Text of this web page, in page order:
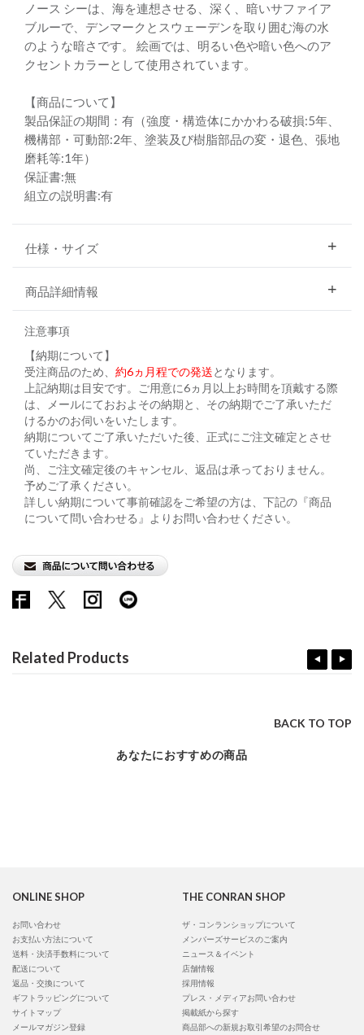
ノース シーは、海を連想させる、深く、暗いサファイア
ブルーで、デンマークとスウェーデンを取り囲む海の水
のような暗さです。 絵画では、明るい色や暗い色へのア
クセントカラーとして使用されています。
【商品について】
製品保証の期間：有（強度・構造体にかかわる破損:5年、
機構部・可動部:2年、塗装及び樹脂部品の変・退色、張地
磨耗等:1年）
保証書:無
組立の説明書:有
仕様・サイズ
商品詳細情報
注意事項
【納期について】
受注商品のため、 約6ヵ月程での発送となります。
上記納期は目安です。ご用意に6ヵ月以上お時間を頂戴する際
は、メールにておおよその納期と、その納期でご了承いただ
けるかのお伺いをいたします。
納期についてご了承いただいた後、正式にご注文確定とさせ
ていただきます。
尚、ご注文確定後のキャンセル、返品は承っておりません。
予めご了承ください。
詳しい納期について事前確認をご希望の方は、下記の『商品
について問い合わせる』よりお問い合わせください。
Related Products
BACK TO TOP
あなたにおすすめの商品
ONLINE SHOP
お問い合わせ
お支払い方法について
送料・決済手数料について
配送について
返品・交換について
ギフトラッピングについて
サイトマップ
メールマガジン登録
THE CONRAN SHOP
ザ・コンランショップについて
メンバーズサービスのご案内
ニュース＆イベント
店舗情報
採用情報
プレス・メディアお問い合わせ
掲載紙から探す
商品部への新規お取引希望のお問合せ